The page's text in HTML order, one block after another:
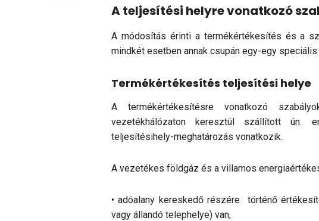
A teljesítési helyre vonatkozó
A módosítás érinti a termékértékesítés és a
mindkét esetben annak csupán egy-egy
Termékértékesítés teljesítési helye
A termékértékesítésre vonatkozó
vezetékhálózaton keresztül szállított ún.
teljesítésihely-meghatározás vonatkozik.
A vezetékes földgáz és a villamos
• adóalany kereskedő részére történő
vagy állandó telephelye) van,